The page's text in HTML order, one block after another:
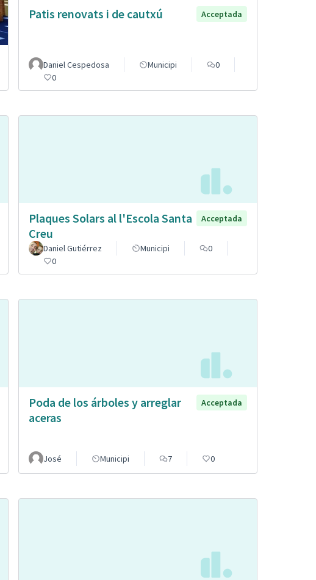
Patis renovats i de cautxú Acceptada
Daniel Cespedosa Municipi
0
0
Plaques Solars al l'Escola Santa
Creu
Acceptada
Daniel Gutiérrez Municipi
0
0
Poda de los árboles y arreglar
aceras
Acceptada
José Municipi 7 0